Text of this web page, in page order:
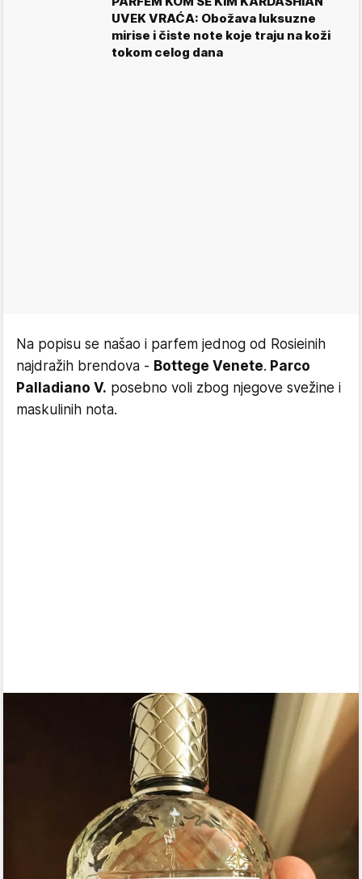
UVEK VRAĆA: Obožava luksuzne
mirise i čiste note koje traju na koži
tokom celog dana
Na popisu se našao i parfem jednog od Rosieinih
najdražih brendova - Bottege Venete. Parco
Palladiano V. posebno voli zbog njegove svežine i
maskulinih nota.